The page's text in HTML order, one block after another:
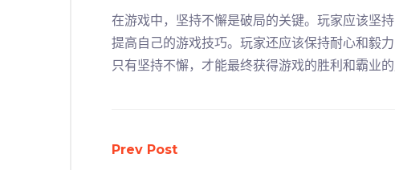
在游戏中，坚持不懈是破局的关键。玩家应该坚
提高自己的游戏技巧。玩家还应该保持耐心和毅
只有坚持不懈，才能最终获得游戏的胜利和霸业的
Prev Post